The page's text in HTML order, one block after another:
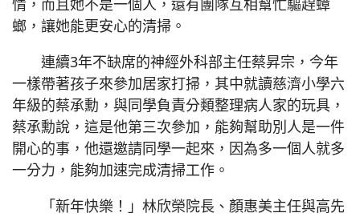
情，而且她不是一個人，還有團隊互相幫忙驅趕蟑
螂，讓她能更安心的清掃。
連續3年不缺席的神經外科部主任蔡昇宗，今年
一樣帶著孩子來參加居家打掃，其中就讀慈濟小學六
年級的蔡承勳，與同學負責分類整理病人家的玩具，
蔡承勳說，這是他第三次參加，能夠幫助別人是一件
開心的事，他還邀請同學一起來，因為多一個人就多
一分力，能夠加速完成清掃工作。
「新年快樂！」林欣榮院長、顏惠美主任與高先